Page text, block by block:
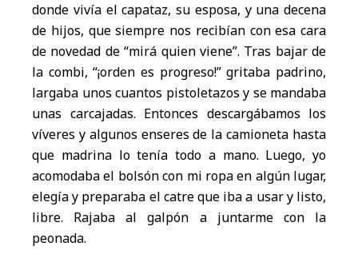
donde vivía el capataz, su esposa, y una decena
de hijos, que siempre nos recibían con esa cara
de novedad de “mirá quien viene”. Tras bajar de
la combi, “¡orden es progreso!” gritaba padrino,
largaba unos cuantos pistoletazos y se mandaba
unas carcajadas. Entonces descargábamos los
víveres y algunos enseres de la camioneta hasta
que madrina lo tenía todo a mano. Luego, yo
acomodaba el bolsón con mi ropa en algún lugar,
elegía y preparaba el catre que iba a usar y listo,
libre. Rajaba al galpón a juntarme con la
peonada.